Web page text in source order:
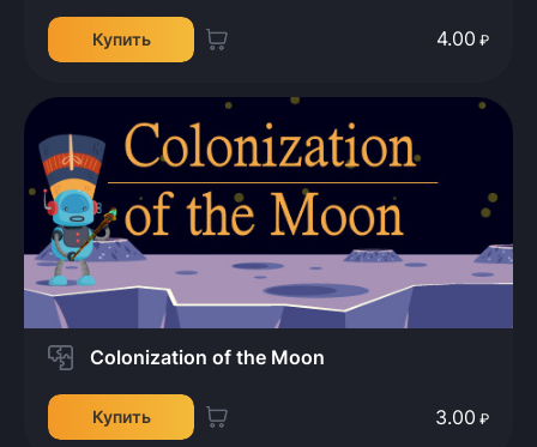
Купить 4.00 ₽
Colonization of the Moon
Купить 3.00 ₽